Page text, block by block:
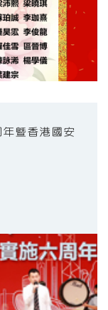
暨香港國安